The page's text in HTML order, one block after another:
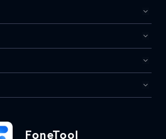
FoneTool